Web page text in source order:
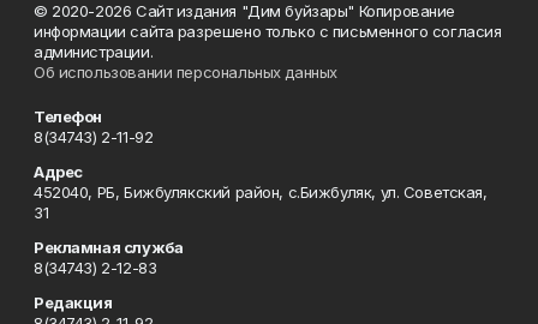
© 2020-2026 Сайт издания "Дим буйзары" Копирование
информации сайта разрешено только с письменного согласия
администрации.
Об использовании персональных данных
Телефон
8(34743) 2-11-92
Адрес
452040, РБ, Бижбулякский район, с.Бижбуляк, ул. Советская,
31
Рекламная служба
8(34743) 2-12-83
Редакция